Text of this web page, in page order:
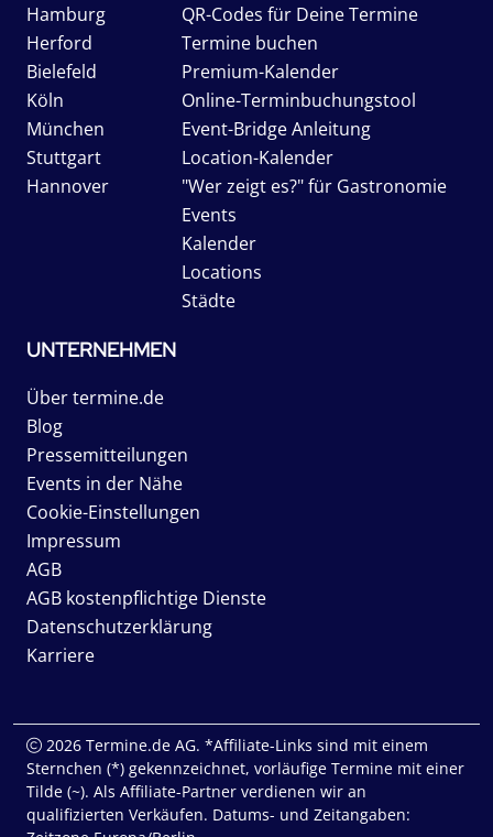
Hamburg
Herford
Bielefeld
Köln
München
Stuttgart
Hannover
QR-Codes für Deine Termine
Termine buchen
Premium-Kalender
Online-Terminbuchungstool
Event-Bridge Anleitung
Location-Kalender
"Wer zeigt es?" für Gastronomie
Events
Kalender
Locations
Städte
UNTERNEHMEN
Über termine.de
Blog
Pressemitteilungen
Events in der Nähe
Cookie-Einstellungen
Impressum
AGB
AGB kostenpflichtige Dienste
Datenschutzerklärung
Karriere
2026 Termine.de AG. *Affiliate-Links sind mit einem
Sternchen (*) gekennzeichnet, vorläufige Termine mit einer
Tilde (~). Als Affiliate-Partner verdienen wir an
qualifizierten Verkäufen. Datums- und Zeitangaben: